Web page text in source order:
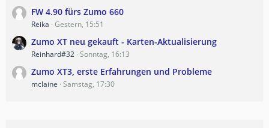
FW 4.90 fürs Zumo 660
Reika Gestern, 15:51
Zumo XT neu gekauft - Karten-Aktualisierung
Reinhard#32 Sonntag, 16:13
Zumo XT3, erste Erfahrungen und Probleme
mclaine Samstag, 17:30